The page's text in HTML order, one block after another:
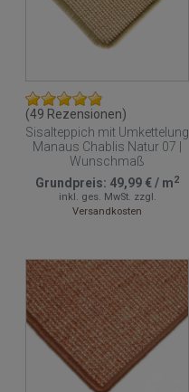
(49 Rezensionen)
Sisalteppich mit Umkettelung
Manaus Chablis Natur 07 |
Wunschmaß
Grundpreis: 49,99 €/ m2
inkl. ges. MwSt. zzgl.
Versandkosten